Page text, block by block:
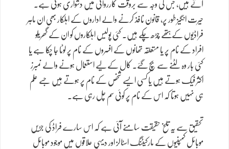
آتے ہیں، جس کی وجہ سے بروقت کارروائی میں دشواری ہوتی ہے۔
حیرت انگیز طور پر، قانون نافذ کرنے والے اداروں کے اہلکار بھی ان ماہر
فراڈیوں کے ہتھے چڑھ چکے ہیں۔ کئی پولیس اہلکاروں کو ان کے گھریلو
افراد کے نام پر یا متعلقہ تھانوں کے افسروں کے نام پر لوٹا جا چکا ہے یا
کئی بار وہ لٹنے سے بچ گئے۔ کال کے لیے استعمال ہونے والے نمبرز
اکثر فیک ہوتے ہیں یا کسی ایسے شخص کے نام پر ہوتے ہیں جسے علم
ہی نہیں ہوتا کہ اس کے نام پر کوئی سم چل رہی ہے۔
تحقیق سے یہ تلخ حقیقت سامنے آئی ہے کہ اس سارے فراڈ کی جڑیں
موبائل کمپنیوں کے مارکیٹنگ اسٹالز اور دیہی علاقوں میں موجود موبائل